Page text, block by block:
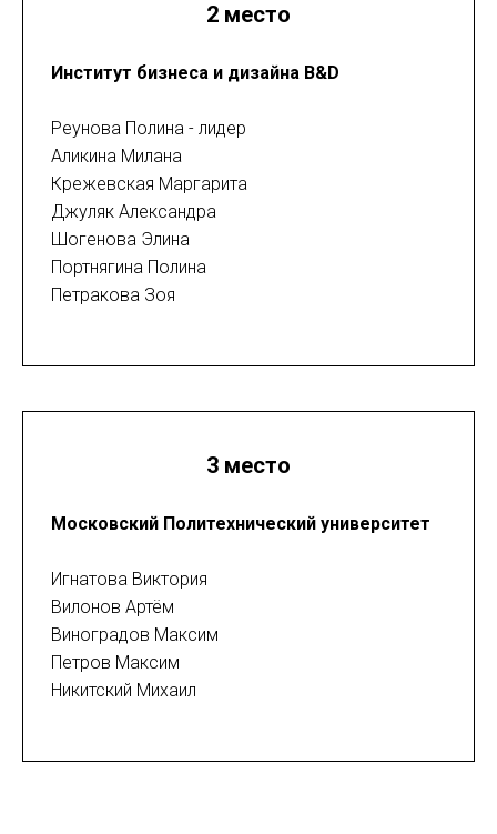
2 место
Институт бизнеса и дизайна B&D
Реунова Полина - лидер
Аликина Милана
Крежевская Маргарита
Джуляк Александра
Шогенова Элина
Портнягина Полина
Петракова Зоя
3 место
Московский Политехнический университет
Игнатова Виктория
Вилонов Артём
Виноградов Максим
Петров Максим
Никитский Михаил